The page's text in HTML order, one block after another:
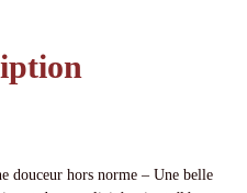
douceur hors norme – Une belle